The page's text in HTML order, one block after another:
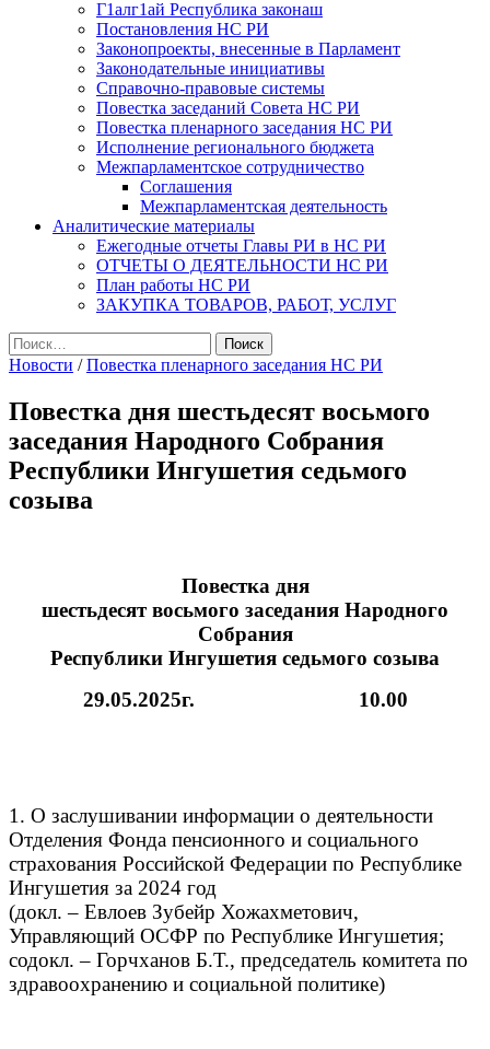
Г1алг1ай Республика законаш
Постановления НС РИ
Законопроекты, внесенные в Парламент
Законодательные инициативы
Справочно-правовые системы
Повестка заседаний Совета НС РИ
Повестка пленарного заседания НС РИ
Исполнение регионального бюджета
Межпарламентское сотрудничество
Соглашения
Межпарламентская деятельность
Аналитические материалы
Ежегодные отчеты Главы РИ в НС РИ
ОТЧЕТЫ О ДЕЯТЕЛЬНОСТИ НС РИ
План работы НС РИ
ЗАКУПКА ТОВАРОВ, РАБОТ, УСЛУГ
Найти:
Новости /Повестка пленарного заседания НС РИ
Повестка дня шестьдесят восьмого
заседания Народного Собрания
Республики Ингушетия седьмого
созыва
Повестка дня
шестьдесят восьмого заседания Народного
Собрания
Республики Ингушетия седьмого созыва
29.05.2025г. 10.00
1. О заслушивании информации о деятельности
Отделения Фонда пенсионного и социального
страхования Российской Федерации по Республике
Ингушетия за 2024 год
(докл. – Евлоев Зубейр Хожахметович,
Управляющий ОСФР по Республике Ингушетия;
содокл. – Горчханов Б.Т., председатель комитета по
здравоохранению и социальной политике)